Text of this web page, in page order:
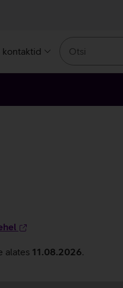
kontaktid
alates 11.08.2026